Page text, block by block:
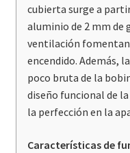
cubierta surge a
aluminio de 2 mm de
ventilación
encendido. Además,
poco bruta de la
diseño funcional de
la perfección en la
Características de